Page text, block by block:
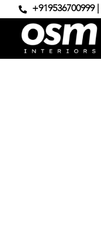
+919536700999